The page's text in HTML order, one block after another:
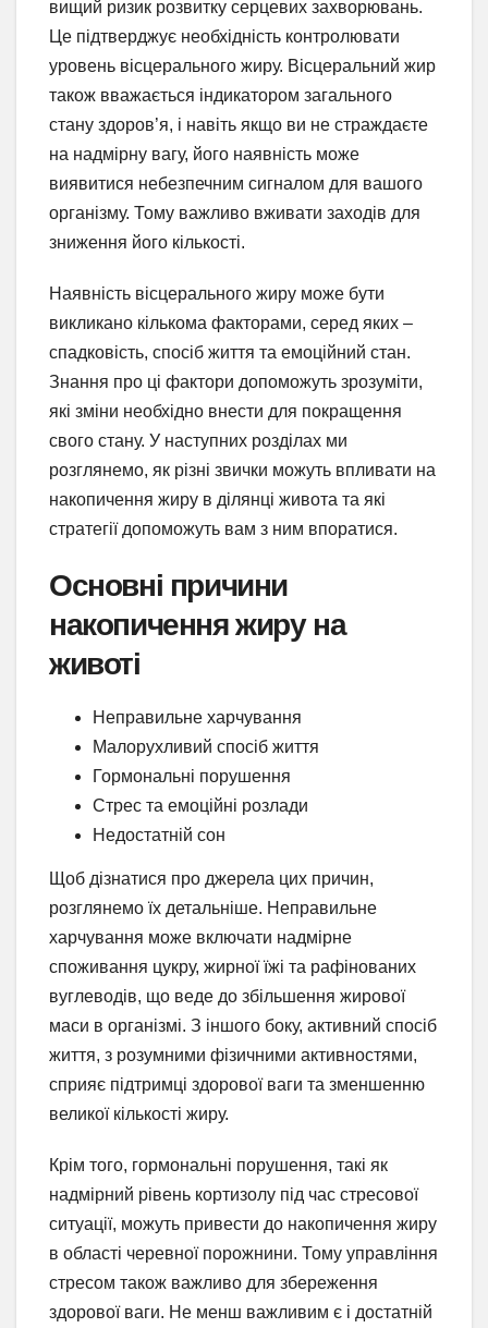
вищий ризик розвитку серцевих захворювань.
Це підтверджує необхідність контролювати
уровень вісцерального жиру. Вісцеральний жир
також вважається індикатором загального
стану здоров’я, і навіть якщо ви не страждаєте
на надмірну вагу, його наявність може
виявитися небезпечним сигналом для вашого
організму. Тому важливо вживати заходів для
зниження його кількості.
Наявність вісцерального жиру може бути
викликано кількома факторами, серед яких –
спадковість, спосіб життя та емоційний стан.
Знання про ці фактори допоможуть зрозуміти,
які зміни необхідно внести для покращення
свого стану. У наступних розділах ми
розглянемо, як різні звички можуть впливати на
накопичення жиру в ділянці живота та які
стратегії допоможуть вам з ним впоратися.
Основні причини
накопичення жиру на
животі
Неправильне харчування
Малорухливий спосіб життя
Гормональні порушення
Стрес та емоційні розлади
Недостатній сон
Щоб дізнатися про джерела цих причин,
розглянемо їх детальніше. Неправильне
харчування може включати надмірне
споживання цукру, жирної їжі та рафінованих
вуглеводів, що веде до збільшення жирової
маси в організмі. З іншого боку, активний спосіб
життя, з розумними фізичними активностями,
сприяє підтримці здорової ваги та зменшенню
великої кількості жиру.
Крім того, гормональні порушення, такі як
надмірний рівень кортизолу під час стресової
ситуації, можуть привести до накопичення жиру
в області черевної порожнини. Тому управління
стресом також важливо для збереження
здорової ваги. Не менш важливим є і достатній